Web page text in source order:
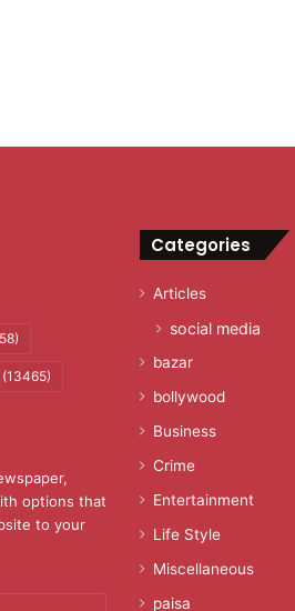
(13465)
options that
to your
Categories
Articles
social media
bazar
bollywood
Business
Crime
Entertainment
Life Style
Miscellaneous
paisa